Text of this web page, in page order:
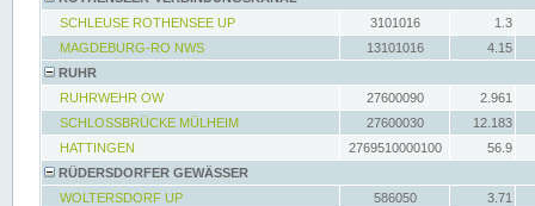
SCHLEUSE ROTHENSEE UP
3101016
1.3
MAGDEBURG-RO NWS
13101016
4.15
RUHR
RUHRWEHR OW
27600090
2.961
SCHLOSSBRÜCKE MÜLHEIM
27600030
12.183
HATTINGEN
2769510000100
56.9
RÜDERSDORFER GEWÄSSER
WOLTERSDORF UP
586050
3.71